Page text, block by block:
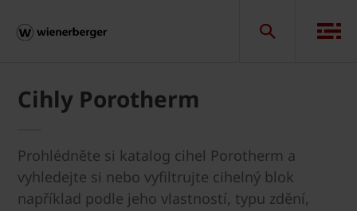
Cihly Porotherm
Prohlédněte si katalog cihel Porotherm a
vyhledejte si nebo vyfiltrujte cihelný blok
například podle jeho vlastností, typu zdění,